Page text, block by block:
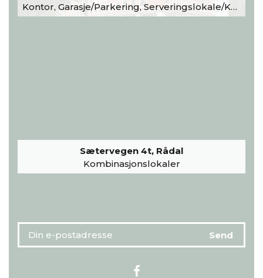
Kontor, Garasje/Parkering, Serveringslokale/Kantine, Undervisning/Arrangement
Sætervegen 4t, Rådal
Kombinasjonslokaler